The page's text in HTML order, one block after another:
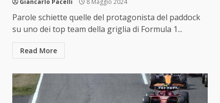
Giancarlo Pacelli 8 Maggio 2024
Parole schiette quelle del protagonista del paddock
su uno dei top team della griglia di Formula 1...
Read More